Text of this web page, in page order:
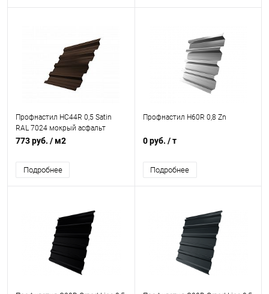
Профнастил НС44R 0,5 Satin
RAL 7024 мокрый асфальт
773 руб. / м2
Подробнее
Профнастил Н60R 0,8 Zn
0 руб. / т
Подробнее